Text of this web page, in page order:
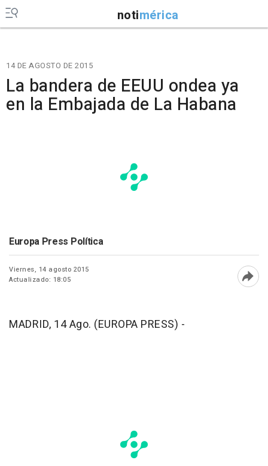
notimérica
14 DE AGOSTO DE 2015
La bandera de EEUU ondea ya
en la Embajada de La Habana
Europa Press Política
Viernes, 14 agosto 2015
Actualizado: 18:05
MADRID, 14 Ago. (EUROPA PRESS) -